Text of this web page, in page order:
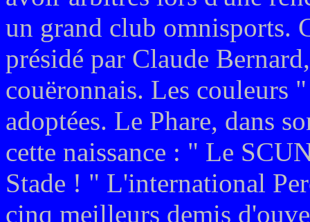
un grand club omnisports.
présidé par Claude
couëronnais. Les couleurs
adoptées. Le Phare, dans
cette naissance : " Le
Stade ! " L'international
cinq meilleurs demis